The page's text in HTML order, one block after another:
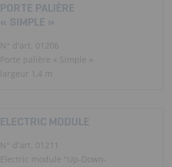
PORTE PALIÈRE
« SIMPLE »
N° d'art. 01206
Porte palière « Simple »
largeur 1,4 m
ELECTRIC MODULE
N° d'art. 01211
Electric module "Up-Down-